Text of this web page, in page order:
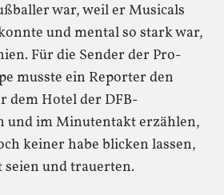
war, weil er Musicals
und mental so stark war,
Für die Sender der Pro-
musste ein Reporter den
dem Hotel der DFB-
und im Minutentakt erzählen,
keiner habe blicken lassen,
seien und trauerten.